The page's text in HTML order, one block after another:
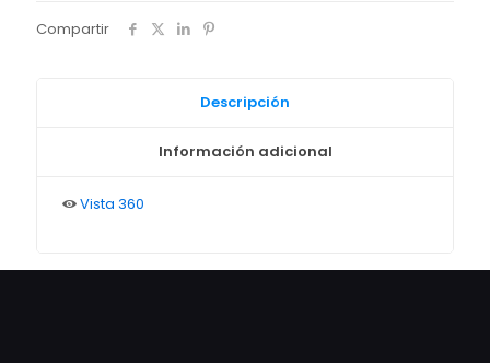
Compartir
Descripción
Información adicional
Vista 360